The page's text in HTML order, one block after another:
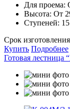
Для проема:
Высота: От
Ступеней:
Срок
Купить Подробнее
Готовая лестница